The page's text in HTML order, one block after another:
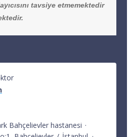
tavsiye etmemektedir
Bahçelievler hastanesi ·